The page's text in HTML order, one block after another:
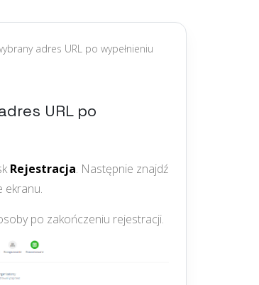
adres URL po wypełnieniu
URL po
Rejestracja. Następnie znajdź
ekranu.
po zakończeniu rejestracji.